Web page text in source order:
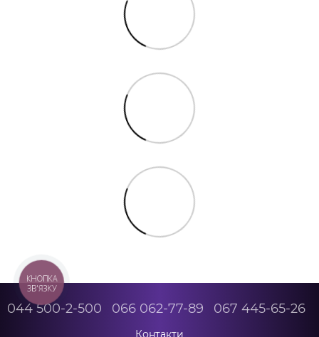
044 500-2-500 066 062-77-89 067 445-65-26
Контакти
КНОПКА
ЗВ'ЯЗКУ